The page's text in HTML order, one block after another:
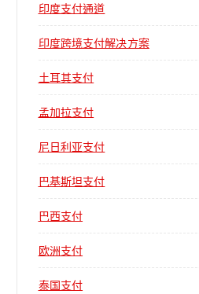
印度支付通道
印度跨境支付解决方案
土耳其支付
孟加拉支付
尼日利亚支付
巴基斯坦支付
巴西支付
欧洲支付
泰国支付